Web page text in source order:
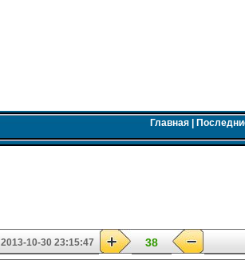
Главная|
2013-10-30 23:15:47 38